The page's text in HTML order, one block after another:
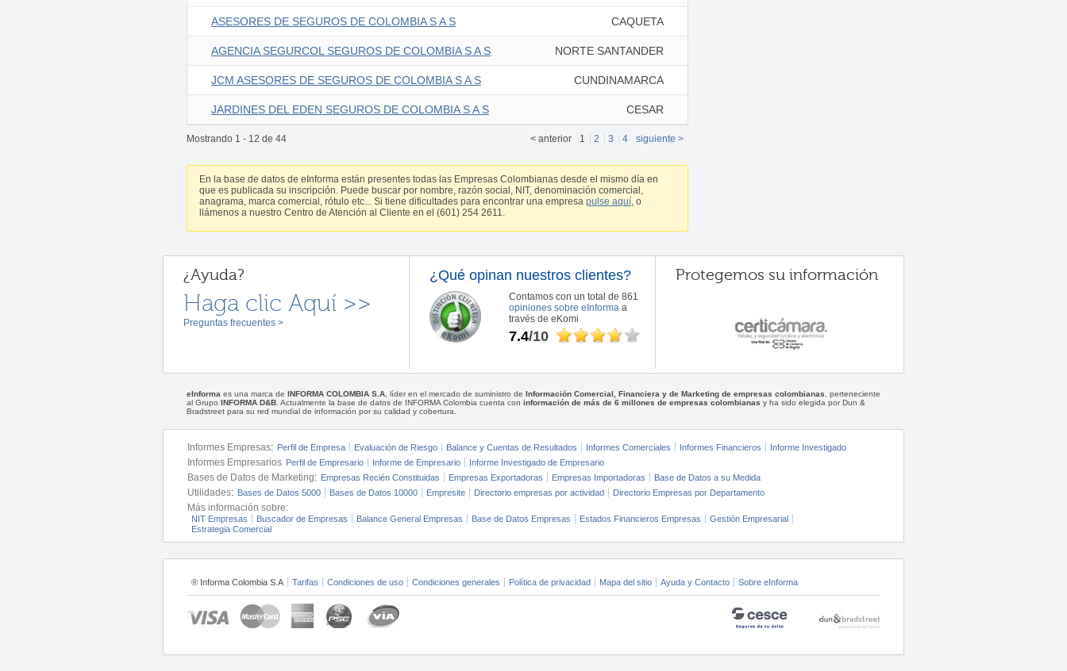
ASESORES DE SEGUROS DE COLOMBIA S A S CAQUETA
AGENCIA SEGURCOL SEGUROS DE COLOMBIA S A S NORTE SANTANDER
JCM ASESORES DE SEGUROS DE COLOMBIA S A S CUNDINAMARCA
JARDINES DEL EDEN SEGUROS DE COLOMBIA S A S CESAR
Mostrando 1 - 12 de 44 < anterior 1 2 3 4 siguiente >
En la base de datos de eInforma están presentes todas las Empresas Colombianas desde el mismo día en
que es publicada su inscripción. Puede buscar por nombre, razón social, NIT, denominación comercial,
anagrama, marca comercial, rótulo etc... Si tiene dificultades para encontrar una empresa pulse aquí, o
llámenos a nuestro Centro de Atención al Cliente en el (601) 254 2611.
¿Ayuda?
Haga clic Aquí >>
Preguntas frecuentes >
¿Qué opinan nuestros clientes?
Contamos con un total de 861
opiniones sobre eInforma a
través de eKomi
7.4/10
Protegemos su información
eInforma es una marca de INFORMA COLOMBIA S.A , líder en el mercado de suministro de Información Comercial, Financiera y de Marketing de empresas colombianas , perteneciente
al Grupo INFORMA D&B . Actualmente la base de datos de INFORMA Colombia cuenta con información de más de 6 millones de empresas colombianas y ha sido elegida por Dun &
Bradstreet para su red mundial de información por su calidad y cobertura.
Informes Empresas: Perfil de Empresa Evaluación de Riesgo Balance y Cuentas de Resultados Informes Comerciales Informes Financieros Informe Investigado
Informes Empresarios Perfil de Empresario Informe de Empresario Informe Investigado de Empresario
Bases de Datos de Marketing: Empresas Recién Constituidas Empresas Exportadoras Empresas Importadoras Base de Datos a su Medida
Utilidades: Bases de Datos 5000 Bases de Datos 10000 Empresite Directorio empresas por actividad Directorio Empresas por Departamento
Más información sobre:
NIT Empresas Buscador de Empresas Balance General Empresas Base de Datos Empresas Estados Financieros Empresas
Gestión Empresarial
Estrategia Comercial
® Informa Colombia S.A Tarifas Condiciones de uso Condiciones generales Política de privacidad Mapa del sitio Ayuda y Contacto Sobre eInforma